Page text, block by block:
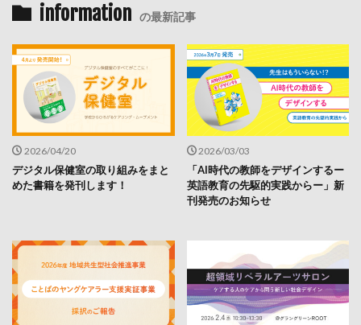
information の最新記事
2026/04/20
デジタル保健室の取り組みをまと
めた書籍を発刊します！
2026/03/03
「AI時代の教師をデザインするー
英語教育の先駆的実践からー」新
刊発売のお知らせ